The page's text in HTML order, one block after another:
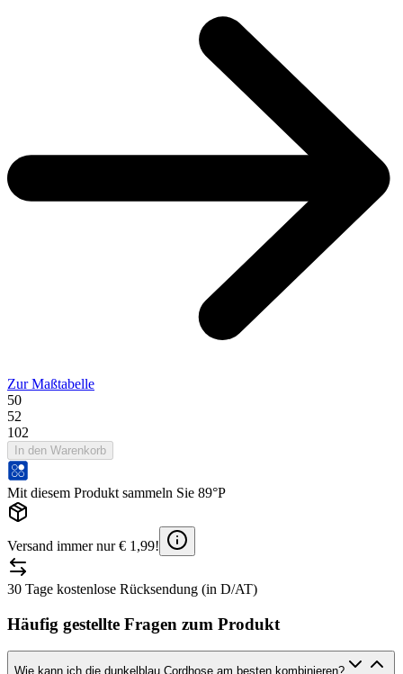
Zur Maßtabelle
50
52
102
In den Warenkorb
Mit diesem Produkt sammeln Sie 89°P
Versand immer nur € 1,99!
30 Tage kostenlose Rücksendung (in D/AT)
Häufig gestellte Fragen zum Produkt
Wie kann ich die dunkelblau Cordhose am besten kombinieren?